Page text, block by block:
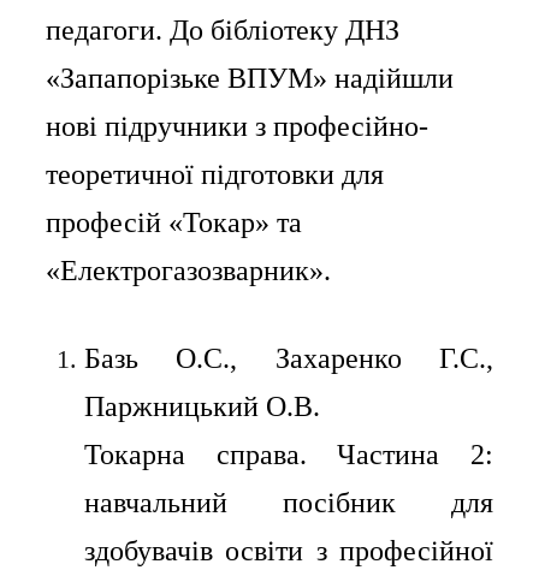
педагоги. До бібліотеку ДНЗ
«Запапорізьке ВПУМ» надійшли
нові підручники з професійно-
теоретичної підготовки для
професій «Токар» та
«Електрогазозварник».
Базь О.С., Захаренко Г.С.,
Паржницький О.В.
Токарна справа. Частина 2:
навчальний посібник для
здобувачів освіти з професійної